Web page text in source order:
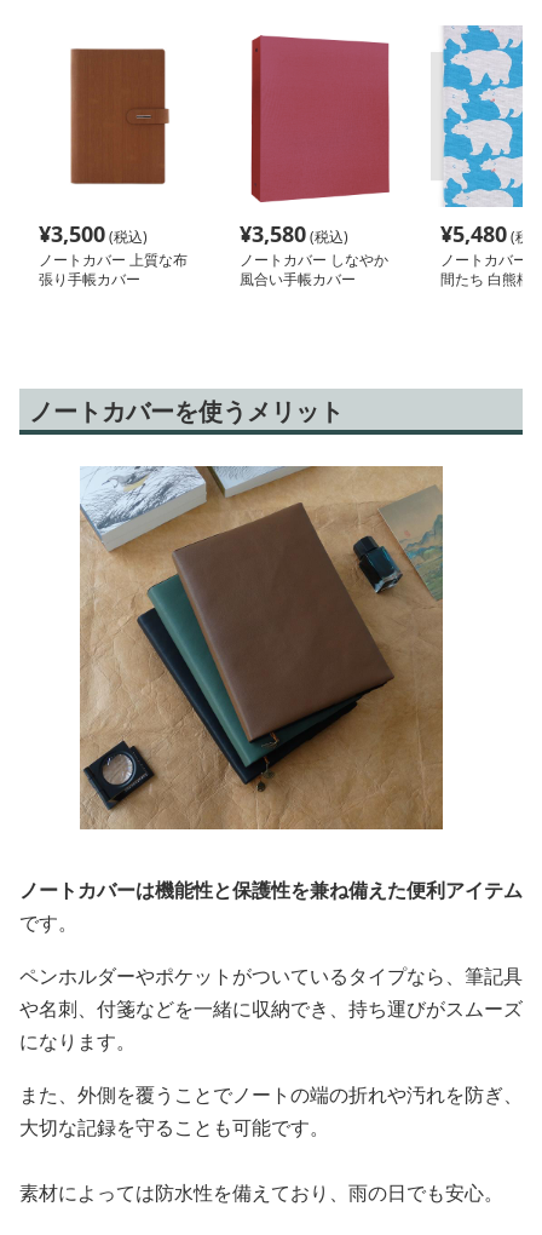
¥3,500(税込)
ノートカバー 上質な布
張り手帳カバー
¥3,580(税込)
ノートカバー しなやか
風合い手帳カバー
¥5,480(税
ノートカバー
間たち 白熊柄
ノートカバーを使うメリット
ノートカバーは機能性と保護性を兼ね備えた便利アイテム
です。
ペンホルダーやポケットがついているタイプなら、筆記具
や名刺、付箋などを一緒に収納でき、持ち運びがスムーズ
になります。
また、外側を覆うことでノートの端の折れや汚れを防ぎ、
大切な記録を守ることも可能です。
素材によっては防水性を備えており、雨の日でも安心。